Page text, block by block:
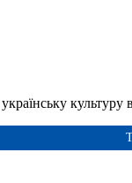
культуру